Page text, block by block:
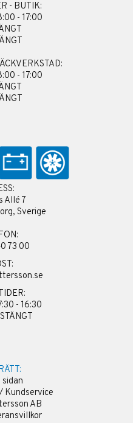
- BUTIK:
- 17:00
- 17:00
Allé 7
Sverige
73 00
- 16:30
Kundservice
AB